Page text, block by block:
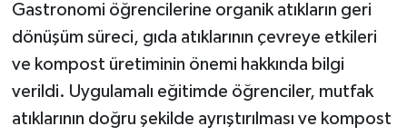
Gastronomi öğrencilerine organik atıkların geri
dönüşüm süreci, gıda atıklarının çevreye etkileri
ve kompost üretiminin önemi hakkında bilgi
verildi. Uygulamalı eğitimde öğrenciler, mutfak
atıklarının doğru şekilde ayrıştırılması ve kompost